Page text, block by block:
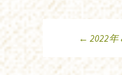
投稿
← 2022